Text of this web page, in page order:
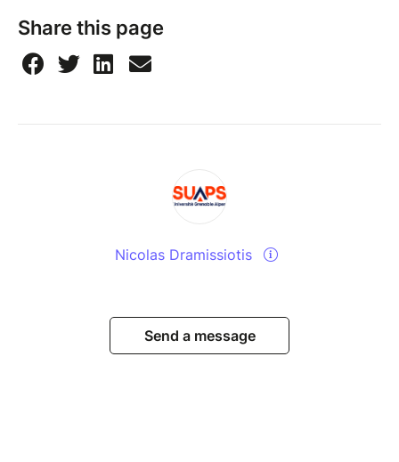
Share this page
Nicolas Dramissiotis
Send a message